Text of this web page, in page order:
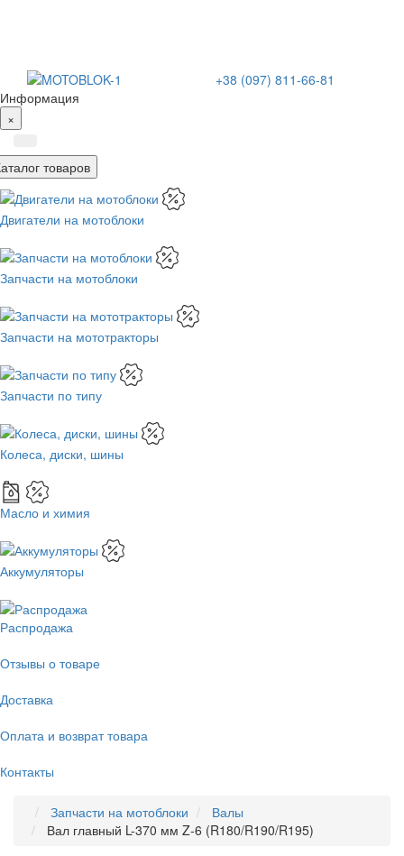
+38 (097) 811-66-81
Информация
×
товаров
Двигатели на мотоблоки
Запчасти на мотоблоки
Запчасти на мототракторы
Запчасти по типу
Колеса, диски, шины
Масло и химия
Аккумуляторы
Распродажа
Отзывы о товаре
Доставка
Оплата и возврат товара
Контакты
Запчасти на мотоблоки
Валы
Вал главный L-370 мм Z-6 (R180/R190/R195)